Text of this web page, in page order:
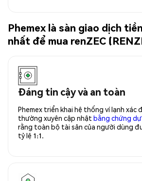
Phemex là sàn giao dịch
nhất để mua renZEC
Đáng tin cậy và an toàn
Phemex triển khai hệ thống ví lạnh xác
thường xuyên cập nhật bằng chứng
rằng toàn bộ tài sản của người dùng
tỷ lệ 1:1.